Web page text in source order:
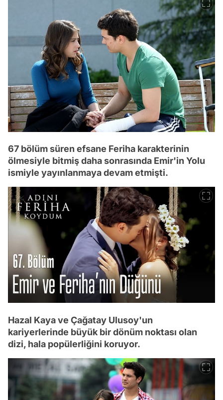
67 bölüm süren efsane Feriha karakterinin
ölmesiyle bitmiş daha sonrasında Emir'in Yolu
ismiyle yayınlanmaya devam etmişti.
Hazal Kaya ve Çağatay Ulusoy'un
kariyerlerinde büyük bir dönüm noktası olan
dizi, hala popülerliğini koruyor.